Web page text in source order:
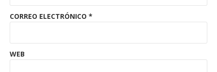
CORREO ELECTRÓNICO *
WEB